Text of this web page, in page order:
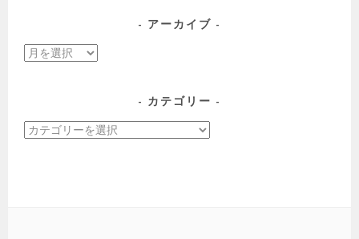
ン
アーカイブ
ア
ブ
カテゴリー
カ